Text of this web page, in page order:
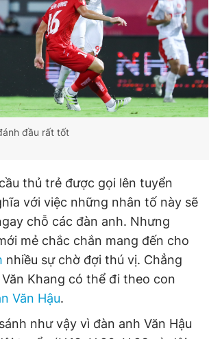
đầu rất tốt
thủ trẻ được gọi lên tuyển
với việc những nhân tố này sẽ
chỗ các đàn anh. Nhưng
mẻ chắc chắn mang đến cho
nhiều sự chờ đợi thú vị. Chẳng
Khang có thể đi theo con
Văn Hậu.
như vậy vì đàn anh Văn Hậu